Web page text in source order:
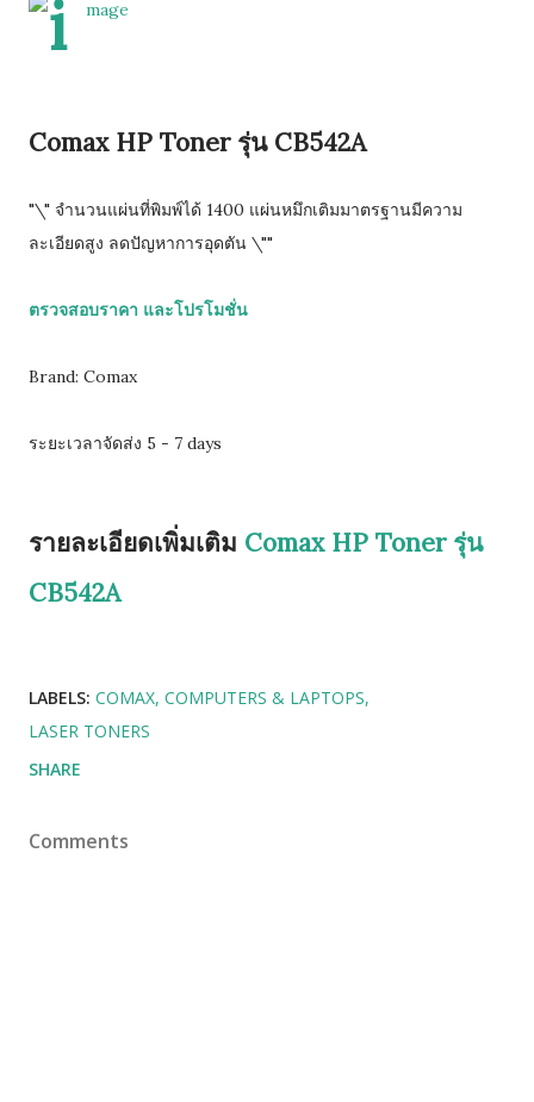
Comax HP Toner รุ่น CB542A
"\" จำนวนแผ่นที่พิมพ์ได้ 1400 แผ่นหมึกเติมมาตรฐานมีความ
ละเอียดสูง ลดปัญหาการอุดตัน \""
ตรวจสอบราคา และโปรโมชั่น
Brand: Comax
ระยะเวลาจัดส่ง 5 - 7 days
รายละเอียดเพิ่มเติม Comax HP Toner รุ่น
CB542A
LABELS: COMAX COMPUTERS & LAPTOPS
LASER TONERS
SHARE
Comments